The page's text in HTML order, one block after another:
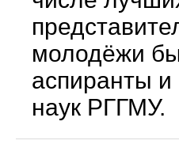
молодёжи
аспиранты
наук РГГМУ.